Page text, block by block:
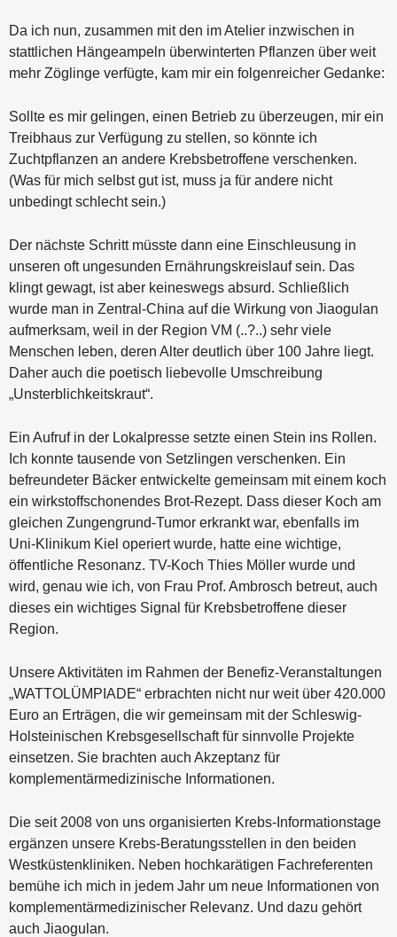
Da ich nun, zusammen mit den im Atelier inzwischen in
stattlichen Hängeampeln überwinterten Pflanzen über weit
mehr Zöglinge verfügte, kam mir ein folgenreicher Gedanke:
Sollte es mir gelingen, einen Betrieb zu überzeugen, mir ein
Treibhaus zur Verfügung zu stellen, so könnte ich
Zuchtpflanzen an andere Krebsbetroffene verschenken.
(Was für mich selbst gut ist, muss ja für andere nicht
unbedingt schlecht sein.)
Der nächste Schritt müsste dann eine Einschleusung in
unseren oft ungesunden Ernährungskreislauf sein. Das
klingt gewagt, ist aber keineswegs absurd. Schließlich
wurde man in Zentral-China auf die Wirkung von Jiaogulan
aufmerksam, weil in der Region VM (..?..) sehr viele
Menschen leben, deren Alter deutlich über 100 Jahre liegt.
Daher auch die poetisch liebevolle Umschreibung
„Unsterblichkeitskraut“.
Ein Aufruf in der Lokalpresse setzte einen Stein ins Rollen.
Ich konnte tausende von Setzlingen verschenken. Ein
befreundeter Bäcker entwickelte gemeinsam mit einem koch
ein wirkstoffschonendes Brot-Rezept. Dass dieser Koch am
gleichen Zungengrund-Tumor erkrankt war, ebenfalls im
Uni-Klinikum Kiel operiert wurde, hatte eine wichtige,
öffentliche Resonanz. TV-Koch Thies Möller wurde und
wird, genau wie ich, von Frau Prof. Ambrosch betreut, auch
dieses ein wichtiges Signal für Krebsbetroffene dieser
Region.
Unsere Aktivitäten im Rahmen der Benefiz-Veranstaltungen
„WATTOLÜMPIADE“ erbrachten nicht nur weit über 420.000
Euro an Erträgen, die wir gemeinsam mit der Schleswig-
Holsteinischen Krebsgesellschaft für sinnvolle Projekte
einsetzen. Sie brachten auch Akzeptanz für
komplementärmedizinische Informationen.
Die seit 2008 von uns organisierten Krebs-Informationstage
ergänzen unsere Krebs-Beratungsstellen in den beiden
Westküstenkliniken. Neben hochkarätigen Fachreferenten
bemühe ich mich in jedem Jahr um neue Informationen von
komplementärmedizinischer Relevanz. Und dazu gehört
auch Jiaogulan.